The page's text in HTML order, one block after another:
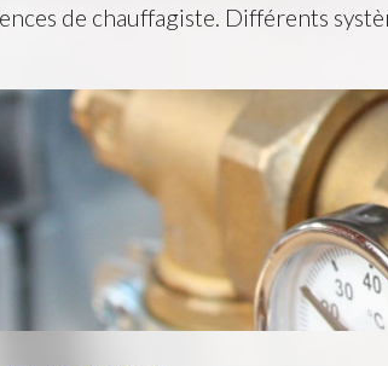
de chauffagiste. Différents